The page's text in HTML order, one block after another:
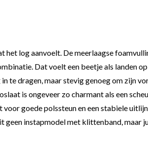
het log aanvoelt. De meerlaagse
Dat voelt een beetje als landen
te dragen, maar stevig genoeg om zijn
is ongeveer zo charmant als een
goede polssteun en een stabiele
instapmodel met klittenband, maar